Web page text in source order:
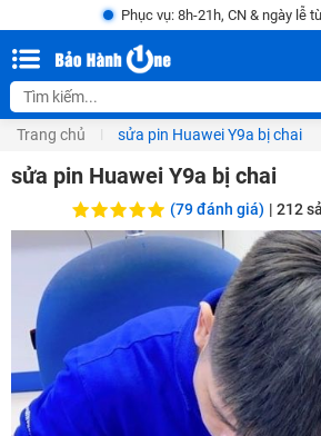
Phục vụ: 8h-21h, CN & ngày lễ
Trang chủ sửa pin Huawei Y9a bị chai
sửa pin Huawei Y9a bị chai
(79 đánh giá) | 212